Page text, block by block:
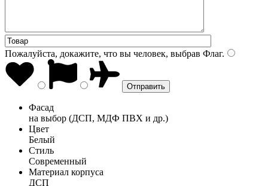
Пожалуйста, докажите, что вы человек, выбрав Флаг.
Фасад
на выбор (ДСП, МДФ ПВХ и др.)
Цвет
Белый
Стиль
Современный
Материал корпуса
ДСП